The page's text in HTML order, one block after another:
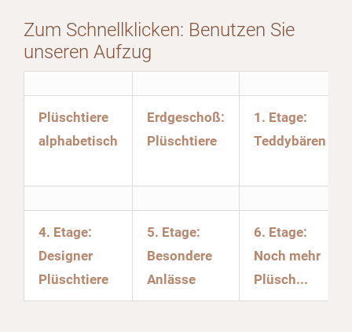
Zum Schnellklicken: Benutzen Sie
unseren Aufzug
Plüschtiere
alphabetisch
Erdgeschoß:
Plüschtiere
1. Etage:
Teddybären
4. Etage:
Designer
Plüschtiere
5. Etage:
Besondere
Anlässe
6. Etage:
Noch mehr
Plüsch...